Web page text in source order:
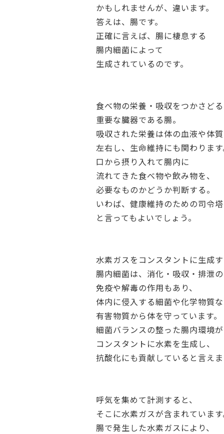
かもしれませんが、違います。
答えは、腸です。
正確に言えば、腸に棲息する
腸内細菌によって
生成されているのです。
食べ物の栄養・吸収をつかさどる
重要な臓器である腸。
吸収された栄養は体の血液や体
左右し、生命維持にも関わりま
口から摂り入れて腸内に
流れてきた食べ物や飲み物を、
必要なものかどうか判断する。
いわば、健康維持のための司令塔
と言ってもよいでしょう。
水素ガスをコンスタントに生成
腸内細菌は、消化・吸収・排泄
免疫や解毒の作用もあり、
体内に侵入する細菌や化学物質
有害物質から体を守っています。
細菌バランスの整った腸内環境が
コンスタントに水素を生成し、
抗酸化にも貢献していると言え
呼気を集めて計測すると、
そこに水素ガスが含まれていま
腸で発生した水素ガスにより、